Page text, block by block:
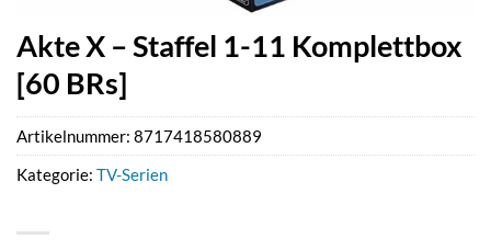
Akte X – Staffel 1-11 Komplettbox
[60 BRs]
Artikelnummer: 8717418580889
Kategorie: TV-Serien